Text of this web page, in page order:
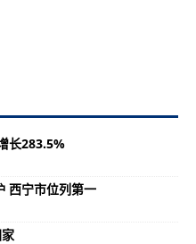
长283.5%
西宁市位列第一